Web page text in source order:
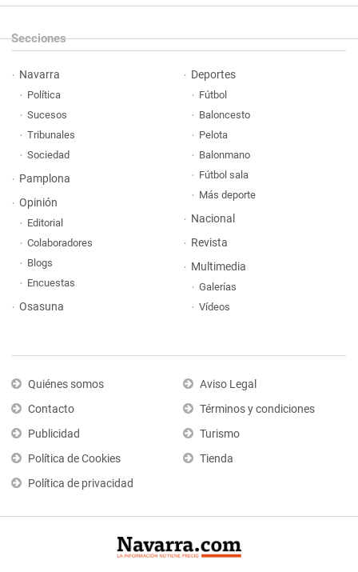
Secciones
Navarra
Política
Sucesos
Tribunales
Sociedad
Pamplona
Opinión
Editorial
Colaboradores
Blogs
Encuestas
Osasuna
Deportes
Fútbol
Baloncesto
Pelota
Balonmano
Fútbol sala
Más deporte
Nacional
Revista
Multimedia
Galerías
Vídeos
Quiénes somos
Contacto
Publicidad
Política de Cookies
Política de privacidad
Aviso Legal
Términos y condiciones
Turismo
Tienda